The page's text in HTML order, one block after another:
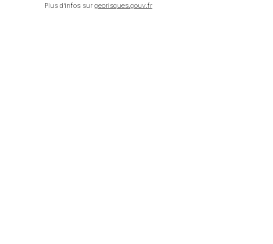
Plus d’infos sur georisques.gouv.fr